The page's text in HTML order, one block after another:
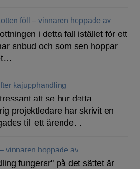
föll – vinnaren hoppade av
i detta fall istället för ett
anbud och som sen hoppar
kajupphandling
att se hur detta
projektledare har skrivit en
till ett ärende…
vinnaren hoppade av
fungerar" på det sättet är